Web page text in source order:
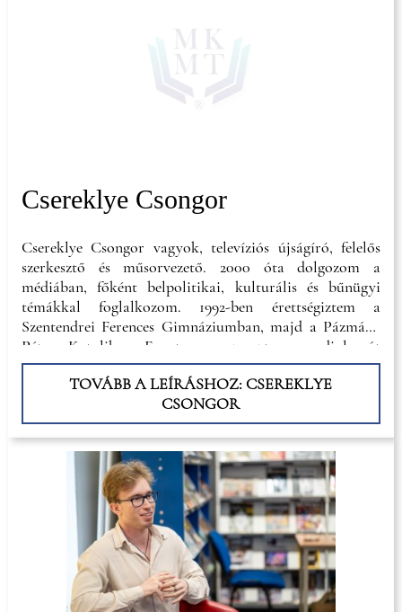
Csereklye Csongor
Csereklye Csongor vagyok, televíziós újságíró, felelős
szerkesztő és műsorvezető. 2000 óta dolgozom a
médiában, főként belpolitikai, kulturális és bűnügyi
témákkal foglalkozom. 1992-ben érettségiztem a
Szentendrei Ferences Gimnáziumban, majd a Pázmány
Péter Katolikus Egyetemen szereztem 2 diplomát
kommunikáció és szociológia szakon...
TOVÁBB A LEÍRÁSHOZ: CSEREKLYE
CSONGOR